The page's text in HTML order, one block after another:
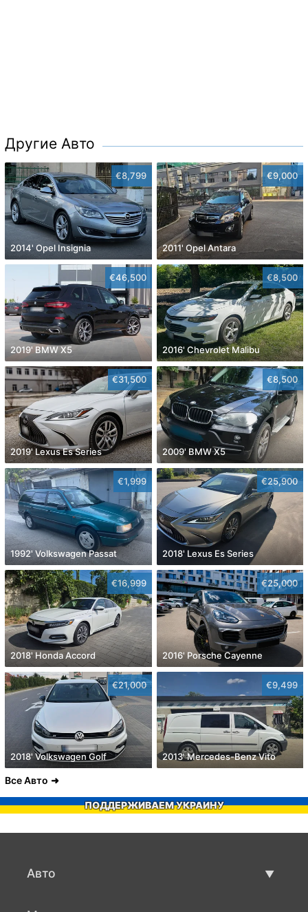
Другие Авто
€8,799
2014' Opel Insignia
€9,000
2011' Opel Antara
€46,500
2019' BMW X5
€8,500
2016' Chevrolet Malibu
€31,500
2019' Lexus Es Series
€8,500
2009' BMW X5
€1,999
1992' Volkswagen Passat
€25,900
2018' Lexus Es Series
€16,999
2018' Honda Accord
€25,000
2016' Porsche Cayenne
€21,000
2018' Volkswagen Golf
€9,499
2013' Mercedes-Benz Vito
Все Авто
ПОДДЕРЖИВАЕМ УКРАИНУ
Авто